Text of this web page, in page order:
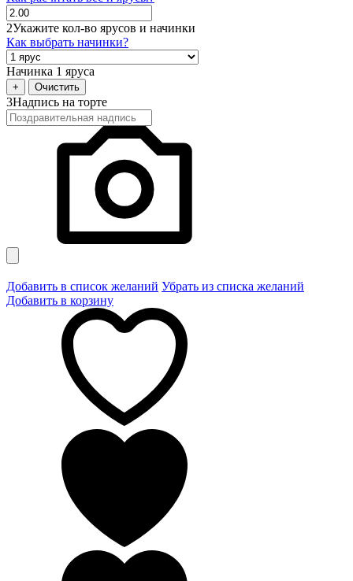
2Укажите кол-во ярусов и начинки
Как выбрать начинки?
Начинка 1 яруса
+ Очистить
3Надпись на торте
Добавить в список желаний Убрать из списка желаний
Добавить в корзину